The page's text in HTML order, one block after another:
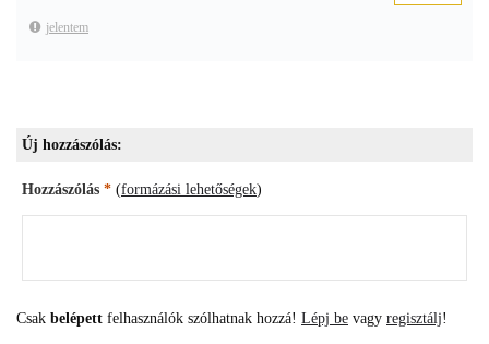
jelentem
Új hozzászólás:
Hozzászólás * (formázási lehetőségek)
Csak belépett felhasználók szólhatnak hozzá! Lépj be vagy regisztálj!